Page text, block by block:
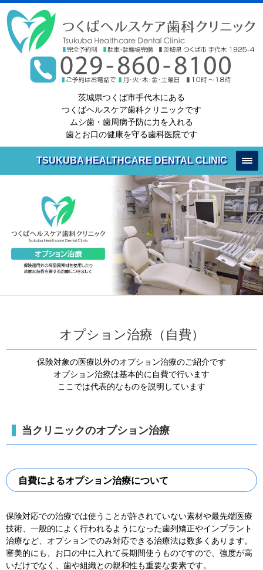
茨城県つくば市手代木にある
つくばヘルスケア歯科クリニックです
ムシ歯・歯周病予防に力を入れる
歯とお口の健康を守る歯科医院です
TSUKUBA HEALTHCARE DENTAL CLINIC
オプション治療（自費）
保険対象の医療以外のオプション治療のご紹介です
オプション治療は基本的に自費で行います
ここでは代表的なものを説明しています
当クリニックのオプション治療
自費によるオプション治療について
保険対応での治療では使うことが許されていない素材や最先端医療
技術、一般的によく行われるようになった歯列矯正やインプラント
治療など、オプションでのみ対応できる治療法は数多くあります。
審美的にも、お口の中に入れて長期間使うものですので、強度が高
いだけでなく、歯や組織との親和性も重要な要素です。